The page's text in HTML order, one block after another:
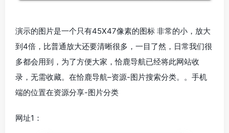
演示的图片是一个只有45X47像素的图标 非常的小，放大
到4倍，比普通放大还要清晰很多，一目了然，日常我们很
多都会用到，为了方便大家，恰鹿导航已经将此网站收
录，无需收藏。在恰鹿导航–资源-图片搜索分类。。手机
端的位置在资源分享-图片分类
网址1：